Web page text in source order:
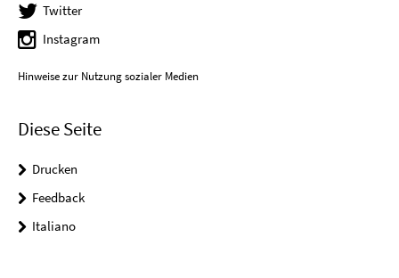
Twitter
Instagram
Hinweise zur Nutzung sozialer Medien
Diese Seite
Drucken
Feedback
Italiano